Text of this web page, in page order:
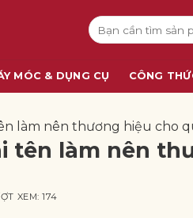
Tìm
kiếm:
MÓC & DỤNG CỤ CÔNG
làm nên thương hiệu cho
tên làm nên
XEM: 174